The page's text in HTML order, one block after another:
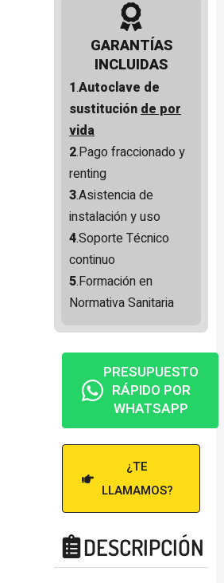
GARANTÍAS
INCLUIDAS
1.Autoclave de
sustituciónde por
vida
2.Pago fraccionado y
renting
3.Asistencia de
instalación y uso
4.Soporte Técnico
continuo
5.Formación en
Normativa Sanitaria
PRESUPUESTO
RÁPIDO POR
WHATSAPP
¿TE
LLAMAMOS?
DESCRIPCIÓN